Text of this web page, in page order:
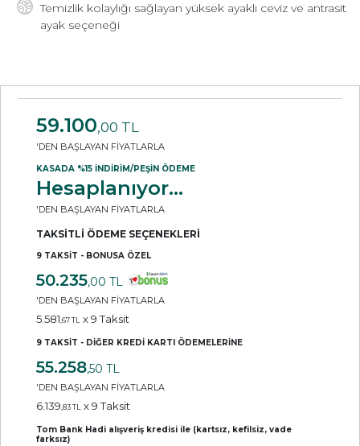
Temizlik kolaylığı sağlayan yüksek ayaklı ceviz ve antrasit
ayak seçeneği
59.100,00 TL
'DEN BAŞLAYAN FİYATLARLA
KASADA %15 İNDİRİM/PEŞİN ÖDEME
Hesaplanıyor...
'DEN BAŞLAYAN FİYATLARLA
TAKSİTLİ ÖDEME SEÇENEKLERİ
9 TAKSİT - BONUSA ÖZEL
50.235,00 TL
'DEN BAŞLAYAN FİYATLARLA
5.581,67 TL x 9 Taksit
9 TAKSİT - DİĞER KREDİ KARTI ÖDEMELERİNE
55.258,50 TL
'DEN BAŞLAYAN FİYATLARLA
6.139,83 TL x 9 Taksit
Tom Bank Hadi alışveriş kredisi ile (kartsız, kefilsiz, vade
farksız)